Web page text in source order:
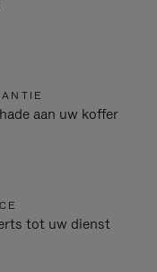
aan uw koffer
tot uw dienst